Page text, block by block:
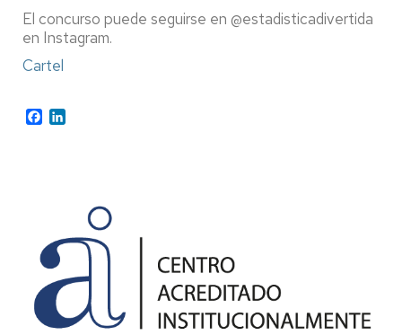
El concurso puede seguirse en @estadisticadivertida
en Instagram.
Cartel
Facebook